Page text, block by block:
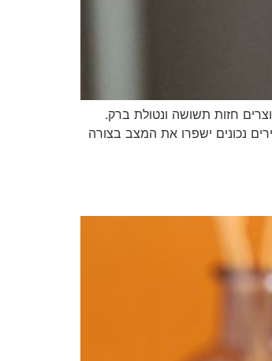
חזות תשושה ונטולת ברק.
נכונים ישפרו את המצב בצורה